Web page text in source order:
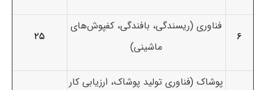
۶
فناوری (ریسندگی، بافندگی، کفپوش‌های
ماشینی)
۲۵
پوشاک (فناوری تولید پوشاک، ارزیابی کار